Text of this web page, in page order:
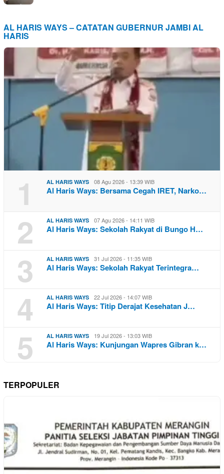
AL HARIS WAYS – CATATAN GUBERNUR JAMBI AL
HARIS
1 AL HARIS WAYS 08 Agu 2026 - 13:39 WIB
Al Haris Ways: Bersama Cegah IRET, Narko…
2 AL HARIS WAYS 07 Agu 2026 - 14:11 WIB
Al Haris Ways: Sekolah Rakyat di Bungo H…
3 AL HARIS WAYS 31 Jul 2026 - 11:35 WIB
Al Haris Ways: Sekolah Rakyat Terintegra…
4 AL HARIS WAYS 22 Jul 2026 - 14:07 WIB
Al Haris Ways: Titip Derajat Kesehatan J…
5 AL HARIS WAYS 19 Jul 2026 - 13:03 WIB
Al Haris Ways: Kunjungan Wapres Gibran k…
TERPOPULER